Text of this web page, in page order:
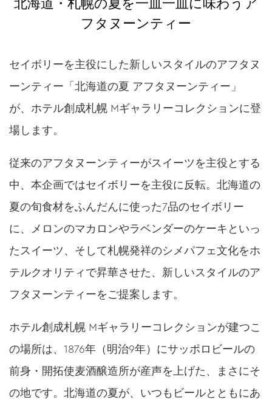
フタヌーンティー
セイボリーを主役にした新しいスタイルのアフタヌ
ーンティー「北海道の夏 アフタヌーンティー」
が、ホテル創成札幌 Mギャラリーコレクションに登
場します。
従来のアフタヌーンティーがスイーツを主役とする
中、本企画ではセイボリーを主役に反転。北海道の
夏の旬食材をふんだんに使った7品のセイボリー
に、メロンのマカロンやラベンダーのケーキといっ
たスイーツ、そして札幌発祥のシメパフェ文化をホ
テルクオリティで昇華させた、新しいスタイルのア
フタヌーンティーをご提案します。
ホテル創成札幌 Mギャラリーコレクションが建つこ
の場所は、1876年（明治9年）にサッポロビールの
前身・開拓使麦酒醸造所が産声を上げた、まさにそ
の地です。北海道の夏が、いつもビールとともにあ